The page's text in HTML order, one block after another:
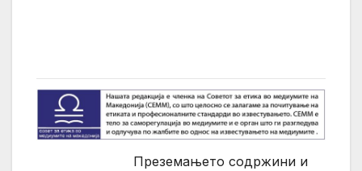
Преземањето содржини и